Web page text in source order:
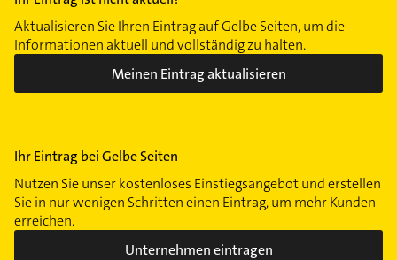
Aktualisieren Sie Ihren Eintrag auf Gelbe Seiten, um die
Informationen aktuell und vollständig zu halten.
Meinen Eintrag aktualisieren
Ihr Eintrag bei Gelbe Seiten
Nutzen Sie unser kostenloses Einstiegsangebot und erstellen
Sie in nur wenigen Schritten einen Eintrag, um mehr Kunden
erreichen.
Unternehmen eintragen